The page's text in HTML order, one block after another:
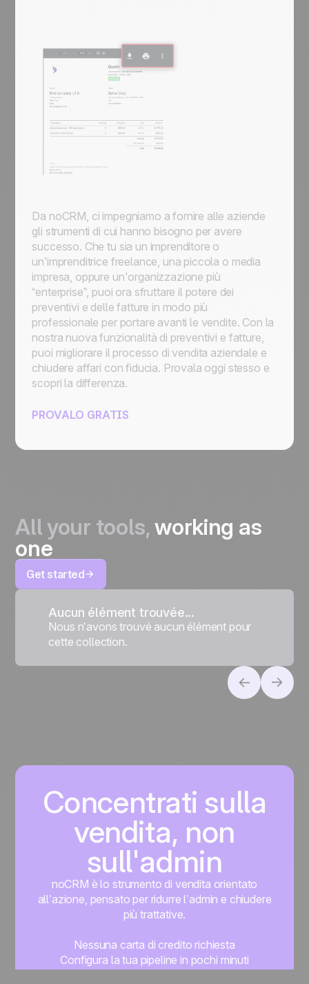
Da noCRM, ci impegniamo a fornire alle aziende
gli strumenti di cui hanno bisogno per avere
successo. Che tu sia un imprenditore o
un’imprenditrice freelance, una piccola o media
impresa, oppure un'organizzazione più
“enterprise”, puoi ora sfruttare il potere dei
preventivi e delle fatture in modo più
professionale per portare avanti le vendite. Con la
nostra nuova funzionalità di preventivi e fatture,
puoi migliorare il processo di vendita aziendale e
chiudere affari con fiducia. Provala oggi stesso e
scopri la differenza.
PROVALO GRATIS
All your tools,working as
one
Get started
Aucun élément trouvée...
Nous n’avons trouvé aucun élément pour
cette collection.
Concentrati sulla
vendita, non
sull'admin
noCRM è lo strumento di vendita orientato
all’azione, pensato per ridurre l’admin e chiudere
più trattative.
Nessuna carta di credito richiesta
Configura la tua pipeline in pochi minuti